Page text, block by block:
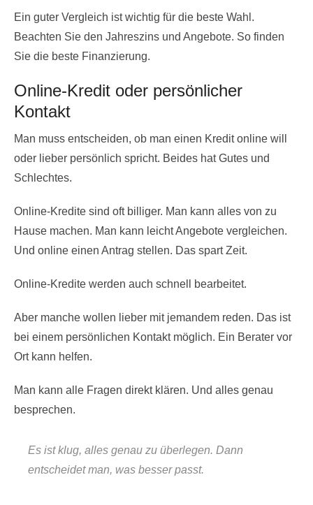
Ein guter Vergleich ist wichtig für die beste Wahl.
Beachten Sie den Jahreszins und Angebote. So finden
Sie die beste Finanzierung.
Online-Kredit oder persönlicher
Kontakt
Man muss entscheiden, ob man einen Kredit online will
oder lieber persönlich spricht. Beides hat Gutes und
Schlechtes.
Online-Kredite sind oft billiger. Man kann alles von zu
Hause machen. Man kann leicht Angebote vergleichen.
Und online einen Antrag stellen. Das spart Zeit.
Online-Kredite werden auch schnell bearbeitet.
Aber manche wollen lieber mit jemandem reden. Das ist
bei einem persönlichen Kontakt möglich. Ein Berater vor
Ort kann helfen.
Man kann alle Fragen direkt klären. Und alles genau
besprechen.
Es ist klug, alles genau zu überlegen. Dann
entscheidet man, was besser passt.